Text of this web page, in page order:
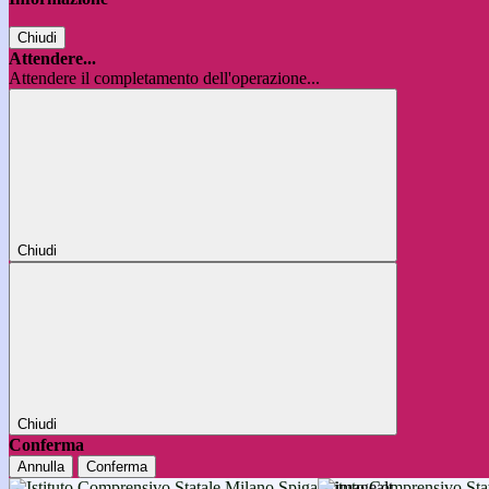
Chiudi
Attendere...
Attendere il completamento dell'operazione...
Chiudi
Chiudi
Conferma
Annulla Conferma